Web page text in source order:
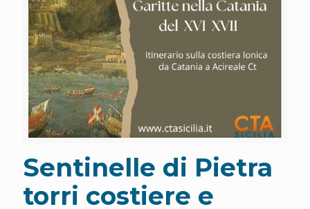
Sentinelle di Pietra
torri costiere e